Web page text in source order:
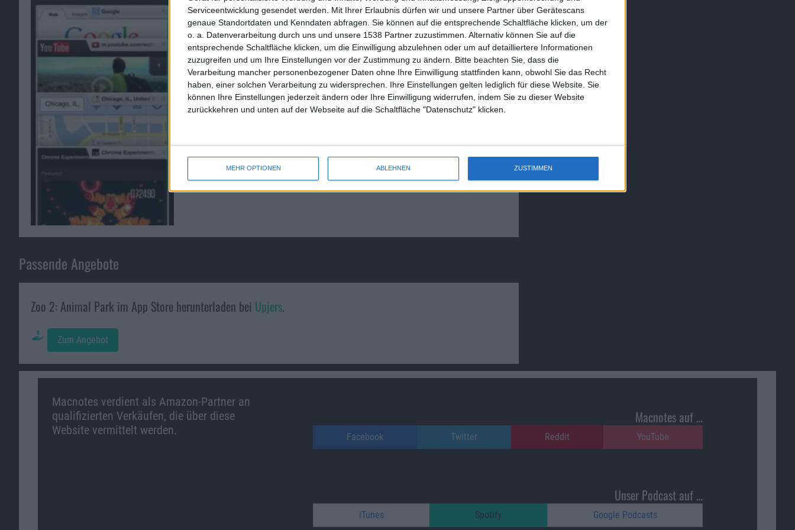
Serviceentwicklung gesendet werden.
Mit Ihrer Erlaubnis dürfen wir und unsere Partner über Gerätescans
genaue Standortdaten und Kenndaten abfragen. Sie können auf die entsprechende Schaltfläche klicken, um der
o. a. Datenverarbeitung durch uns und unsere 1538 Partner zuzustimmen. Alternativ können Sie auf die
entsprechende Schaltfläche klicken, um die Einwilligung abzulehnen oder um auf detailliertere Informationen
zuzugreifen und um Ihre Einstellungen vor der Zustimmung zu ändern.
Bitte beachten Sie, dass die
Verarbeitung mancher personenbezogener Daten ohne Ihre Einwilligung stattfinden kann, obwohl Sie das Recht
haben, einer solchen Verarbeitung zu widersprechen. Ihre Einstellungen gelten lediglich für diese Website. Sie
können Ihre Einstellungen jederzeit ändern oder Ihre Einwilligung widerrufen, indem Sie zu dieser Website
zurückkehren und unten auf der Webseite auf die Schaltfläche "Datenschutz" klicken.
MEHR OPTIONEN ABLEHNEN ZUSTIMMEN
Passende Angebote
Zoo 2: Animal Park im App Store herunterladen bei Upjers.
Zum Angebot
Macnotes verdient als Amazon-Partner an
qualifizierten Verkäufen, die über diese
Website vermittelt werden.
Macnotes auf …
Facebook Twitter Reddit YouTube
Unser Podcast auf …
iTunes Spotify Google Podcasts